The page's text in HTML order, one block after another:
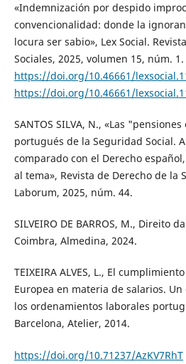
«Indemnización por despido
convencionalidad: donde la
locura ser sabio», Lex Social.
Sociales, 2025, volumen 15, núm. 1.
https://doi.org/10.46661/
https://doi.org/10.46661/
SANTOS SILVA, N., «Las
portugués de la Seguridad Social.
comparado con el Derecho
al tema», Revista de Derecho de la
Laborum, 2025, núm. 44.
SILVEIRO DE BARROS, M., Direito
Coimbra, Almedina, 2024.
TEIXEIRA ALVES, L., El
Europea en materia de salarios.
los ordenamientos laborales
Barcelona, Atelier, 2014.
https://doi.org/10.71237/AzKV7RhT